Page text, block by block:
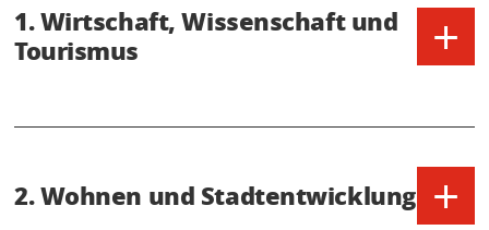
1. Wirtschaft, Wissenschaft und
Tourismus
+
2. Wohnen und Stadtentwicklung +